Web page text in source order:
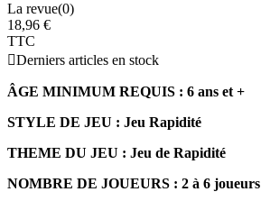
La revue(0)
18,96 €
TTC
Derniers articles en stock
ÂGE MINIMUM REQUIS : 6 ans et +
STYLE DE JEU : Jeu Rapidité
THEME DU JEU : Jeu de Rapidité
NOMBRE DE JOUEURS : 2 à 6 joueurs